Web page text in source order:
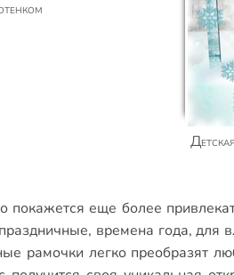
Детская зимняя рамка с пингвинами, украсить
еще более
праздничные, времена года,для
рамочки легко преобразят